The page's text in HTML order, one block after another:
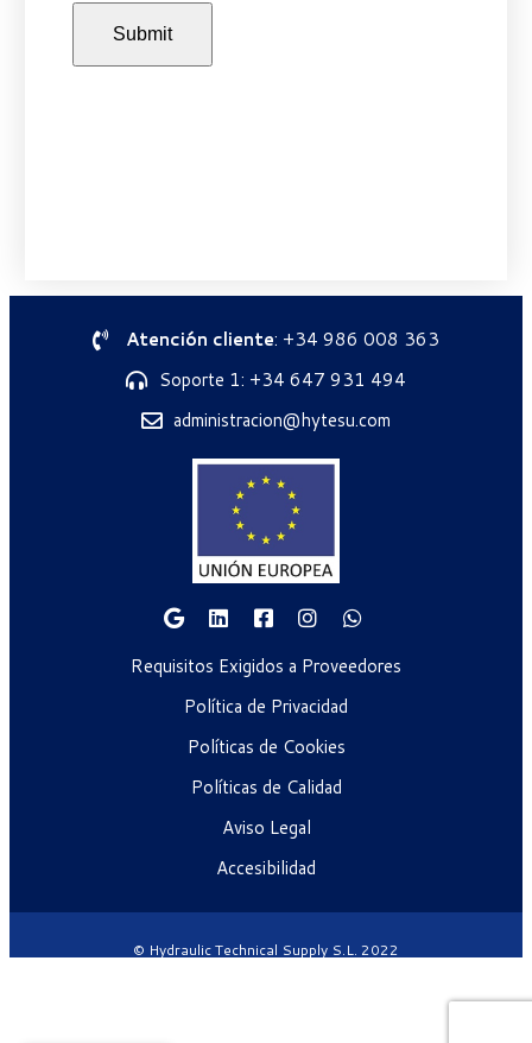
Atención cliente: +34 986 008 363
Soporte 1: +34 647 931 494
administracion@hytesu.com
Requisitos Exigidos a Proveedores
Política de Privacidad
Políticas de Cookies
Políticas de Calidad
Aviso Legal
Accesibilidad
© Hydraulic Technical Supply S.L. 2022